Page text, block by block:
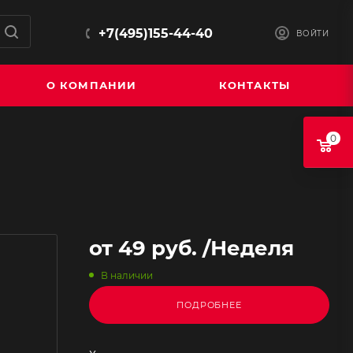
ВОЙТИ
+7(495)155-44-40
О КОМПАНИИ КОНТАКТЫ
от 49 руб. /Неделя
В наличии
ПОДРОБНЕЕ
0